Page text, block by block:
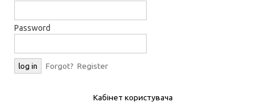
Password
Forgot? Register
Кабінет користувача